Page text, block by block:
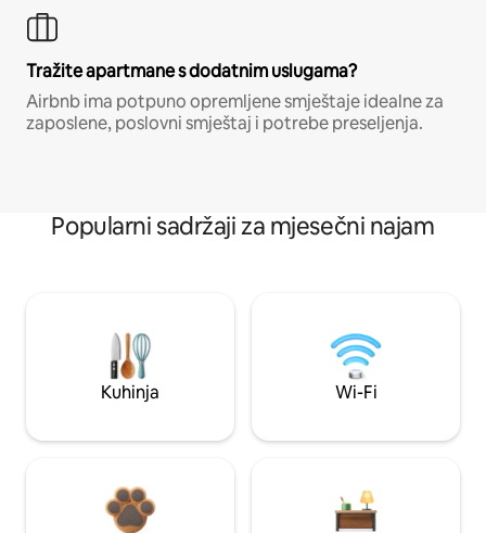
Tražite apartmane s dodatnim uslugama?
Airbnb ima potpuno opremljene smještaje idealne za
zaposlene, poslovni smještaj i potrebe preseljenja.
Popularni sadržaji za mjesečni najam
Kuhinja Wi-Fi